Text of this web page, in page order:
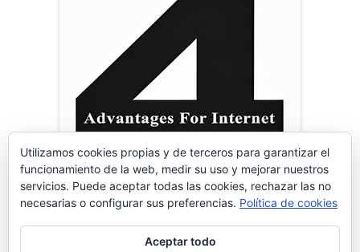
Utilizamos cookies propias y de terceros para garantizar el
funcionamiento de la web, medir su uso y mejorar nuestros
servicios. Puede aceptar todas las cookies, rechazar las no
necesarias o configurar sus preferencias. Política de cookies
Aceptar todo